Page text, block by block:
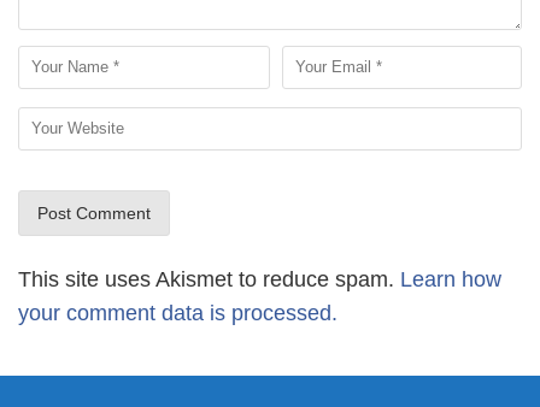
This site uses Akismet to reduce spam. Learn how
your comment data is processed.